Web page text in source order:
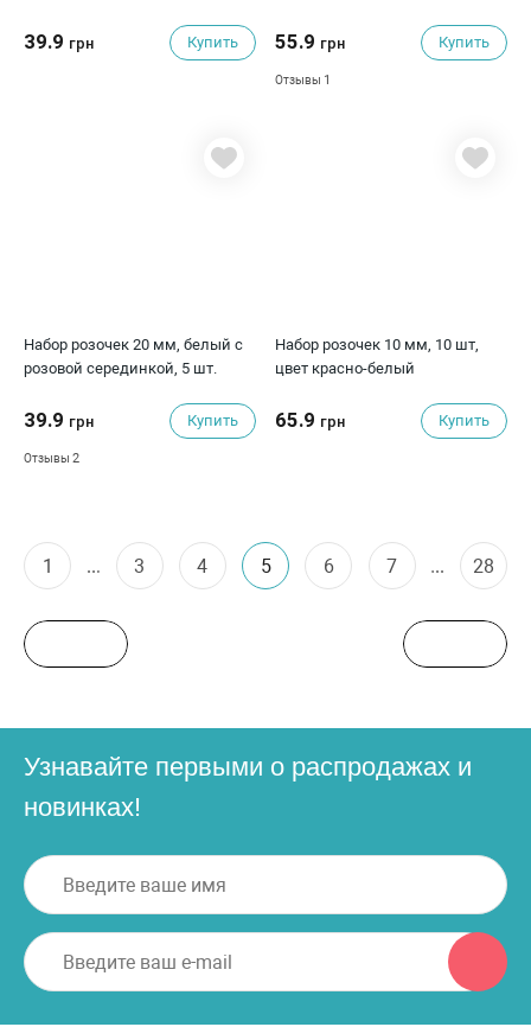
39.9 грн Купить 55.9 грн Купить
Отзывы 1
Набор розочек 20 мм, белый с
розовой серединкой, 5 шт.
39.9 грн Купить
Отзывы 2
Набор розочек 10 мм, 10 шт,
цвет красно-белый
65.9 грн Купить
1 ... 3 4 5 6 7 ... 28
Узнавайте первыми о распродажах и
новинках!